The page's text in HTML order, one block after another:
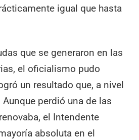
igual que hasta
que se generaron en las
el oficialismo pudo
un resultado que, a nivel
perdió una de las
el Intendente
absoluta en el